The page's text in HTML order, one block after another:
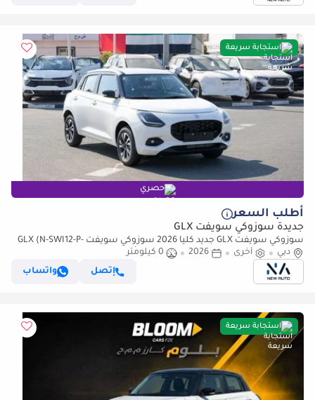
استجابة سريعة
حصري
أطلب السعر
جديدة سوزوكي سويفت GLX
سوزوكي سويفت GLX جديد كلياً 2026 سوزوكي سويفت GLX (N-SWI12-P-
26) 1.2 لتر | 5 مقاعد | هاتشباك | مواصفات أفريقية | للتص (للتصدير فقط)
دبي أخرى 2026
0 كيلومتر
إتصل
واتساب
استجابة سريعة